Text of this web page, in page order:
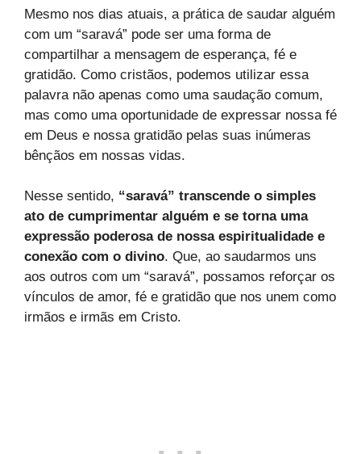
Mesmo nos dias atuais, a prática de saudar alguém
com um “saravá” pode ser uma forma de
compartilhar a mensagem de esperança, fé e
gratidão. Como cristãos, podemos utilizar essa
palavra não apenas como uma saudação comum,
mas como uma oportunidade de expressar nossa fé
em Deus e nossa gratidão pelas suas inúmeras
bênçãos em nossas vidas.
Nesse sentido, “saravá” transcende o simples
ato de cumprimentar alguém e se torna uma
expressão poderosa de nossa espiritualidade e
conexão com o divino. Que, ao saudarmos uns
aos outros com um “saravá”, possamos reforçar os
vínculos de amor, fé e gratidão que nos unem como
irmãos e irmãs em Cristo.